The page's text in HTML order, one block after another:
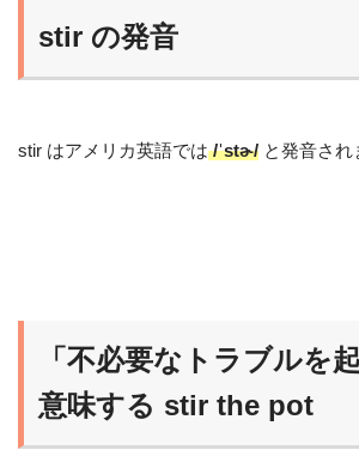
stir の発音
stir はアメリカ英語では/ˈstɚ/ と発音され
「不必要なトラブルを
意味する stir the pot